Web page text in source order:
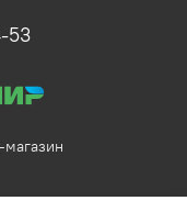
53